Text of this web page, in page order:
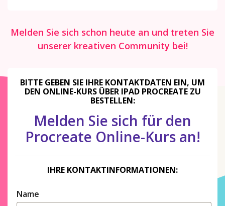
Melden Sie sich schon heute an und treten Sie
unserer kreativen Community bei!
BITTE GEBEN SIE IHRE KONTAKTDATEN EIN, UM
DEN ONLINE-KURS ÜBER IPAD PROCREATE ZU
BESTELLEN:
Melden Sie sich für den
Procreate Online-Kurs an!
IHRE KONTAKTINFORMATIONEN:
Name